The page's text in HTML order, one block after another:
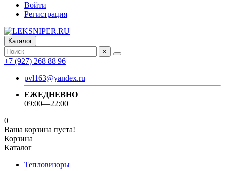
Войти
Регистрация
Каталог
×
+7 (927) 268 88 96
pvl163@yandex.ru
ЕЖЕДНЕВНО
09:00—22:00
0
Ваша корзина пуста!
Корзина
Каталог
Тепловизоры